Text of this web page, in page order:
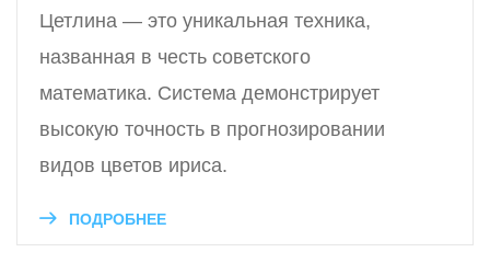
Цетлина — это уникальная техника,
названная в честь советского
математика. Система демонстрирует
высокую точность в прогнозировании
видов цветов ириса.
ПОДРОБНЕЕ